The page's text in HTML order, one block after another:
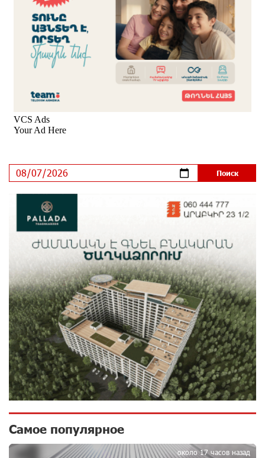
против Эрдогана, то что для него значит сам
Геноцид?
7 дней назад
ВТБ (Армения): вклад «Стабильный» — до 10%
годовых и оформление в мобильном приложении
Платформа Rate.Trading на Seaside Startup Summit:
IDBank представил инновационное решение
Состоялось открытие Khachaturian Rooftop при
поддержке IDBank
9 дней назад
Пашинян ты упустил свой шанс уйти спокойно.
Аршак Карапетян
10 дней назад
Обновленный Центр продаж и обслуживания Ucom
открылся по адресу ул. Шаумяна, 24/2 в Арарате
10 дней назад
Никогда Нагорный Карабах не был в составе
независимого Азербайджана. Аршак Карапетян
10 дней назад
президенту страны с просьбой содействовать
освобождению армянских заключенных,
Самое популярное
около 17 часов назад